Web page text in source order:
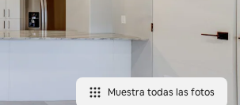
Muestra todas las fotos